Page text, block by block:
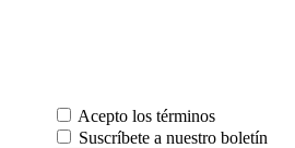
Acepto los términos
Suscríbete a nuestro boletín